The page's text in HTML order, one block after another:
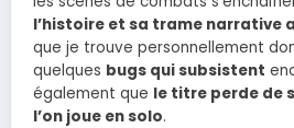
l’histoire et sa trame narrative
que je trouve personnellement
quelques bugs qui subsistent
également que le titre perde de
l’on joue en solo.